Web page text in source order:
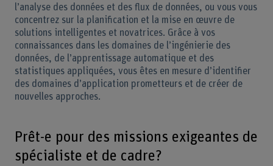
l’analyse des données et des flux de données, ou vous vous
concentrez sur la planification et la mise en œuvre de
solutions intelligentes et novatrices. Grâce à vos
connaissances dans les domaines de l’ingénierie des
données, de l’apprentissage automatique et des
statistiques appliquées, vous êtes en mesure d’identifier
des domaines d’application prometteurs et de créer de
nouvelles approches.
Prêt-e pour des missions exigeantes de
spécialiste et de cadre?